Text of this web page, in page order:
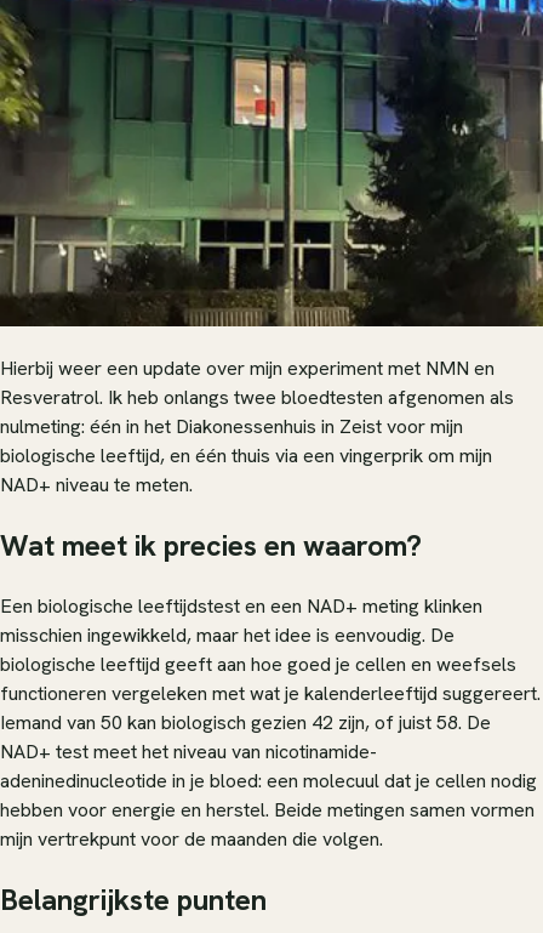
Hierbij weer een update over mijn experiment met NMN en
Resveratrol. Ik heb onlangs twee bloedtesten afgenomen als
nulmeting: één in het Diakonessenhuis in Zeist voor mijn
biologische leeftijd, en één thuis via een vingerprik om mijn
NAD+ niveau te meten.
Wat meet ik precies en waarom?
Een biologische leeftijdstest en een NAD+ meting klinken
misschien ingewikkeld, maar het idee is eenvoudig. De
biologische leeftijd geeft aan hoe goed je cellen en weefsels
functioneren vergeleken met wat je kalenderleeftijd suggereert.
Iemand van 50 kan biologisch gezien 42 zijn, of juist 58. De
NAD+ test meet het niveau van nicotinamide-
adeninedinucleotide in je bloed: een molecuul dat je cellen nodig
hebben voor energie en herstel. Beide metingen samen vormen
mijn vertrekpunt voor de maanden die volgen.
Belangrijkste punten